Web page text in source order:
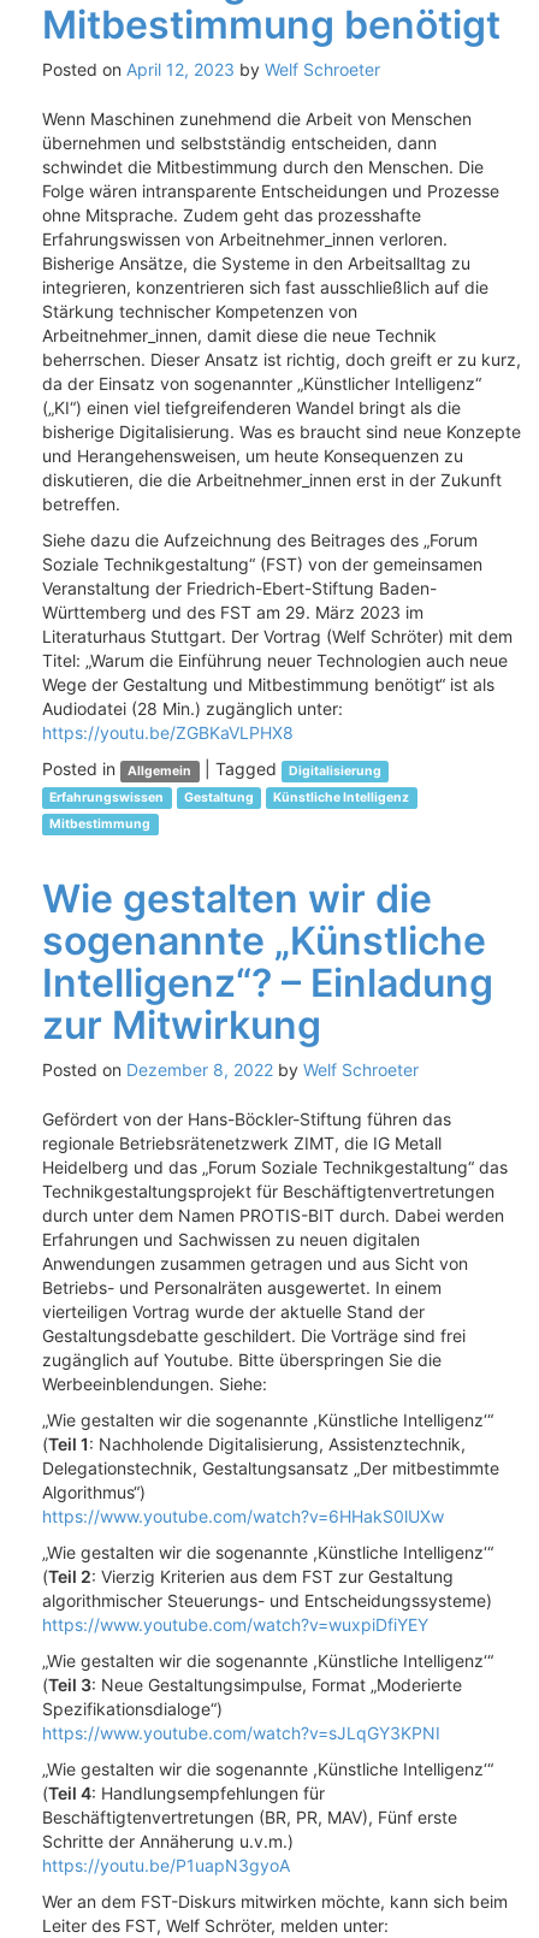
Mitbestimmung benötigt
Posted on April 12, 2023 by Welf Schroeter
Wenn Maschinen zunehmend die Arbeit von Menschen
übernehmen und selbstständig entscheiden, dann
schwindet die Mitbestimmung durch den Menschen. Die
Folge wären intransparente Entscheidungen und Prozesse
ohne Mitsprache. Zudem geht das prozesshafte
Erfahrungswissen von Arbeitnehmer_innen verloren.
Bisherige Ansätze, die Systeme in den Arbeitsalltag zu
integrieren, konzentrieren sich fast ausschließlich auf die
Stärkung technischer Kompetenzen von
Arbeitnehmer_innen, damit diese die neue Technik
beherrschen. Dieser Ansatz ist richtig, doch greift er zu kurz,
da der Einsatz von sogenannter „Künstlicher Intelligenz“
(„KI“) einen viel tiefgreifenderen Wandel bringt als die
bisherige Digitalisierung. Was es braucht sind neue Konzepte
und Herangehensweisen, um heute Konsequenzen zu
diskutieren, die die Arbeitnehmer_innen erst in der Zukunft
betreffen.
Siehe dazu die Aufzeichnung des Beitrages des „Forum
Soziale Technikgestaltung“ (FST) von der gemeinsamen
Veranstaltung der Friedrich-Ebert-Stiftung Baden-
Württemberg und des FST am 29. März 2023 im
Literaturhaus Stuttgart. Der Vortrag (Welf Schröter) mit dem
Titel: „Warum die Einführung neuer Technologien auch neue
Wege der Gestaltung und Mitbestimmung benötigt“ ist als
Audiodatei (28 Min.) zugänglich unter:
https://youtu.be/ZGBKaVLPHX8
Posted in
Allgemein Tagged
Digitalisierung
Erfahrungswissen
Gestaltung
Künstliche Intelligenz
Mitbestimmung
Wie gestalten wir die
sogenannte „Künstliche
Intelligenz“? – Einladung
zur Mitwirkung
Posted on Dezember 8, 2022 by Welf Schroeter
Gefördert von der Hans-Böckler-Stiftung führen das
regionale Betriebsrätenetzwerk ZIMT, die IG Metall
Heidelberg und das „Forum Soziale Technikgestaltung“ das
Technikgestaltungsprojekt für Beschäftigtenvertretungen
durch unter dem Namen PROTIS-BIT durch. Dabei werden
Erfahrungen und Sachwissen zu neuen digitalen
Anwendungen zusammen getragen und aus Sicht von
Betriebs- und Personalräten ausgewertet. In einem
vierteiligen Vortrag wurde der aktuelle Stand der
Gestaltungsdebatte geschildert. Die Vorträge sind frei
zugänglich auf Youtube. Bitte überspringen Sie die
Werbeeinblendungen. Siehe:
„Wie gestalten wir die sogenannte ,Künstliche Intelligenz‘“
(Teil 1: Nachholende Digitalisierung, Assistenztechnik,
Delegationstechnik, Gestaltungsansatz „Der mitbestimmte
Algorithmus“)
https://www.youtube.com/watch?v=6HHakS0lUXw
„Wie gestalten wir die sogenannte ,Künstliche Intelligenz‘“
(Teil 2: Vierzig Kriterien aus dem FST zur Gestaltung
algorithmischer Steuerungs- und Entscheidungssysteme)
https://www.youtube.com/watch?v=wuxpiDfiYEY
„Wie gestalten wir die sogenannte ,Künstliche Intelligenz‘“
(Teil 3: Neue Gestaltungsimpulse, Format „Moderierte
Spezifikationsdialoge“)
https://www.youtube.com/watch?v=sJLqGY3KPNI
„Wie gestalten wir die sogenannte ,Künstliche Intelligenz‘“
(Teil 4: Handlungsempfehlungen für
Beschäftigtenvertretungen (BR, PR, MAV), Fünf erste
Schritte der Annäherung u.v.m.)
https://youtu.be/P1uapN3gyoA
Wer an dem FST-Diskurs mitwirken möchte, kann sich beim
Leiter des FST, Welf Schröter, melden unter: